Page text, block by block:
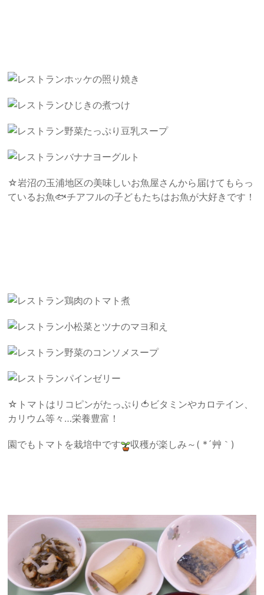
ホッケの照り焼き
ひじきの煮つけ
野菜たっぷり豆乳スープ
バナナヨーグルト
☆岩沼の玉浦地区の美味しいお魚屋さんから届けてもらっ
ているお魚🐟チアフルの子どもたちはお魚が大好きです！
鶏肉のトマト煮
小松菜とツナのマヨ和え
野菜のコンソメスープ
パインゼリー
☆トマトはリコピンがたっぷり🍅ビタミンやカロテイン、
カリウム等々…栄養豊富！
園でもトマトを栽培中です 収穫が楽しみ～( *´艸｀)